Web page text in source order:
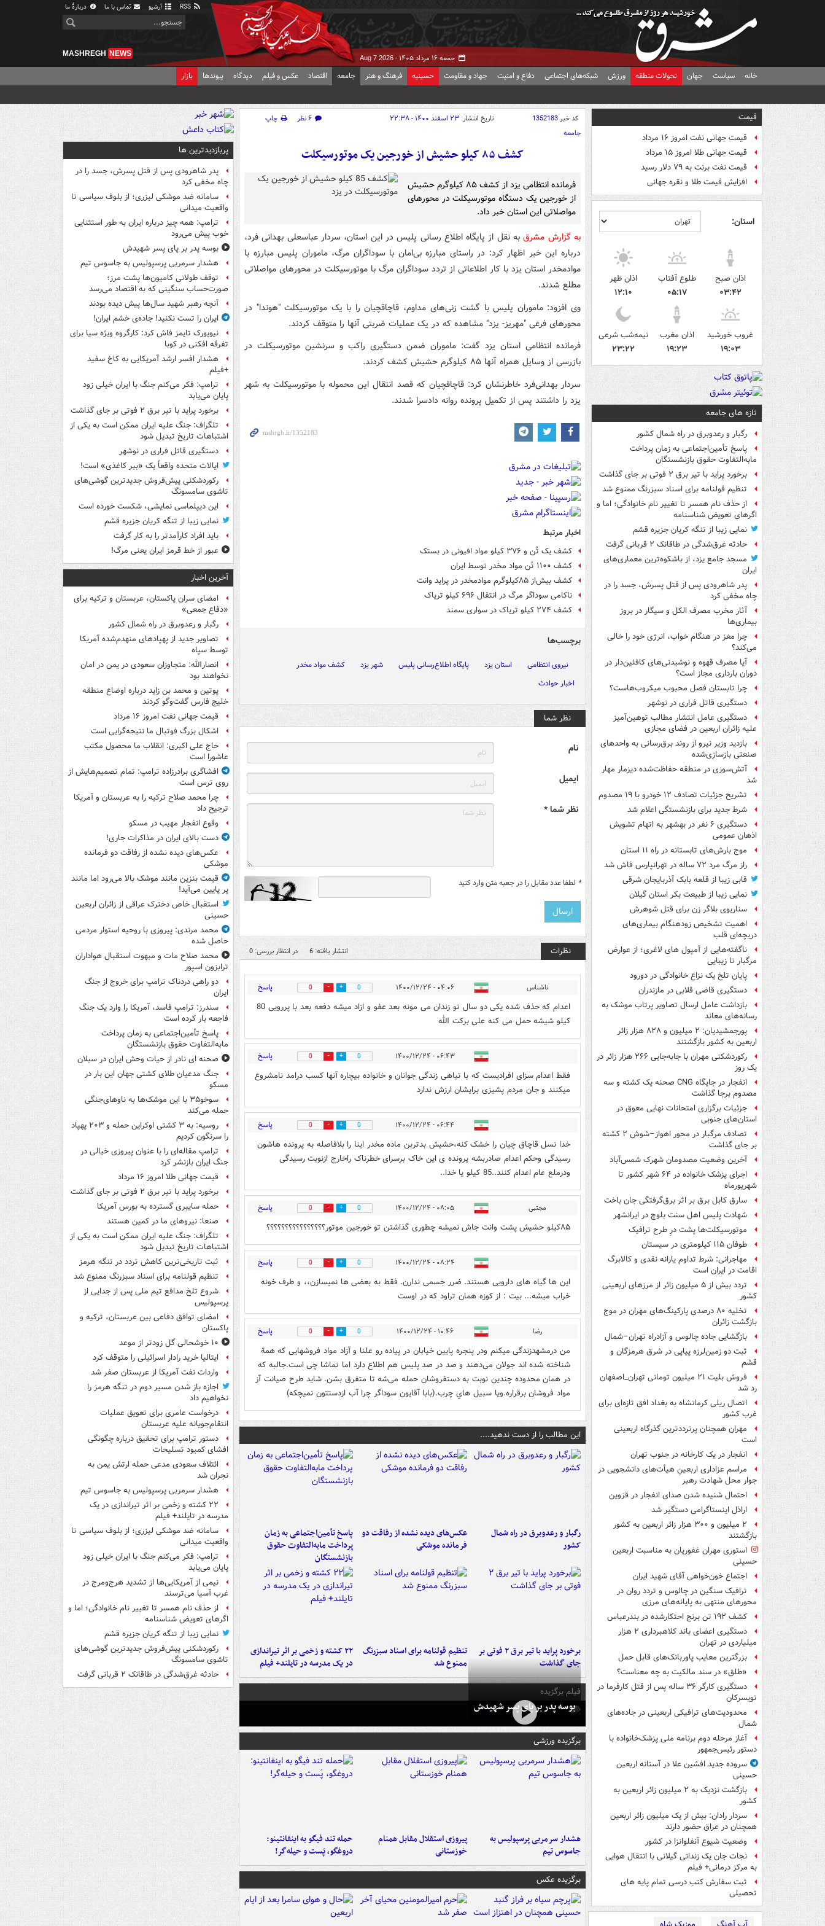
آرشیو تماس با ما دربارهٔ ما
جمعه ۱۶ مرداد ۱۴۰۵ - Aug 7 2026
MASHREGH NEWS
خانه سیاست جهان تحولات منطقه ورزش شبکه‌های اجتماعی دفاع و امنیت جهاد و مقاومت حسینیه فرهنگ و هنر جامعه اقتصاد عکس و فیلم دیدگاه پیوندها بازار
قیمت
قیمت جهانی نفت امروز ۱۶ مرداد
قیمت جهانی طلا امروز ۱۵ مرداد
قیمت نفت برنت به ۷۹ دلار رسید
افزایش قیمت طلا و نقره جهانی
استان:
اذان صبح
۰۳:۴۲
طلوع آفتاب
۰۵:۱۷
اذان ظهر
۱۲:۱۰
غروب خورشید
۱۹:۰۳
اذان مغرب
۱۹:۲۳
نیمه‌شب شرعی
۲۳:۲۲
تازه های جامعه
رگبار و رعدوبرق در راه شمال کشور
پاسخ تأمین‌اجتماعی به زمان پرداخت
مابه‌التفاوت حقوق بازنشستگان
برخورد پراید با تیر برق ۲ فوتی بر جای گذاشت
تنظیم قولنامه برای اسناد سبزرنگ ممنوع شد
از حذف نام همسر تا تغییر نام خانوادگی؛ اما و
اگرهای تعویض شناسنامه
نمایی زیبا از تنگه کریان جزیره قشم
حادثه غرق‌شدگی در طاقانک ۲ قربانی گرفت
مسجد جامع یزد، از باشکوه‌ترین معماری‌های
ایران
پدر شاهرودی پس از قتل پسرش، جسد را در
چاه مخفی کرد
آثار مخرب مصرف الکل و سیگار در بروز
بیماری‌ها
چرا مغز در هنگام خواب، انرژی خود را خالی
می‌کند؟
آیا مصرف قهوه و نوشیدنی‌های کافئین‌دار در
دوران بارداری مجاز است؟
چرا تابستان فصل محبوب میکروب‌هاست؟
دستگیری قاتل فراری در نوشهر
دستگیری عامل انتشار مطالب توهین‌آمیز
علیه زائران اربعین در فضای مجازی
بازدید وزیر نیرو از روند برق‌رسانی به واحدهای
صنعتی بازسازی‌شده
آتش‌سوزی در منطقه حفاظت‌شده دیزمار مهار
شد
تشریح جزئیات تصادف ۱۲ خودرو با ۱۹ مصدوم
شرط جدید برای بازنشستگی اعلام شد
دستگیری ۶ نفر در بهشهر به اتهام تشویش
اذهان عمومی
موج بارش‌های تابستانه در راه ۱۱ استان
راز مرگ مرد ۷۲ ساله در تهرانپارس فاش شد
قابی زیبا از قلعه بابک آذربایجان شرقی
نمایی زیبا از طبیعت بکر استان گیلان
سناریوی بلاگر زن برای قتل شوهرش
اهمیت تشخیص زودهنگام بیماری‌های
دریچه‌ای قلب
ناگفته‌هایی از آمپول های لاغری؛ از عوارض
مرگبار تا زیبایی
پایان تلخ یک نزاع خانوادگی در دورود
دستگیری قاضی قلابی در مازندران
بازداشت عامل ارسال تصاویر پرتاب موشک به
رسانه‌های معاند
پورجمشیدیان: ۲ میلیون و ۸۲۸ هزار زائر
اربعین به کشور بازگشتند
رکوردشکنی مهران با جابه‌جایی ۲۶۶ هزار زائر در
یک روز
انفجار در جایگاه CNG صحنه یک کشته و سه
مصدوم برجا گذاشت
جزئیات برگزاری امتحانات نهایی معوق در
استان‌های جنوبی
تصادف مرگبار در محور اهواز–شوش ۲ کشته
بر جای گذاشت
آخرین وضعیت مصدومان شهرک شمس‌آباد
اجرای پزشک خانواده در ۶۴ شهر کشور تا
شهریورماه
سارق کابل برق بر اثر برق‌گرفتگی جان باخت
شهادت پلیس اهل سنت بلوچ در ایرانشهر
موتورسیکلت‌ها پشت درِ طرح ترافیک
طوفان ۱۱۵ کیلومتری در سیستان
مهاجرانی: شرط تداوم یارانه نقدی و کالابرگ
اقامت در ایران است
تردد بیش از ۵ میلیون زائر از مرزهای اربعینی
کشور
تخلیه ۸۰ درصدی پارکینگ‌های مهران در موج
بازگشت زائران
بازگشایی جاده چالوس و آزادراه تهران–شمال
ثبت دو زمین‌لرزه پیاپی در شرق هرمزگان و
قشم
فروش بلیت ۲۱ میلیون تومانی تهران_اصفهان
رد شد
اتصال ریلی کرمانشاه به بغداد افق تازه‌ای برای
غرب کشور
مهران همچنان پرترددترین گذرگاه اربعینی
است
انفجار در یک کارخانه در جنوب تهران
مراسم عزاداری اربعینِ هیأت‌های دانشجویی در
جوار محل شهادت رهبر
احتمال شنیده شدن صدای انفجار در قزوین
اراذل اینستاگرامی دستگیر شد
۲ میلیون و ۳۰۰ هزار زائر اربعین به کشور
بازگشتند
استوری مهران غفوریان به مناسبت اربعین
حسینی
اجتماع خون‌خواهی آقای شهید ایران
ترافیک سنگین در چالوس و تردد روان در
محورهای منتهی به پایانه‌های مرزی
کشف ۱۹۲ تن برنج احتکارشده در بندرعباس
دستگیری اعضای باند کلاهبرداری ۲ هزار
میلیاردی در تهران
بزرگترین معایب پاوربانک‌های قابل حمل
«طلق» در سند مالکیت به چه معناست؟
دستگیری کارگر ۳۶ ساله پس از قتل کارفرما در
تویسرکان
محدودیت‌های ترافیکی اربعینی در جاده‌های
شمال‌
آغاز مرحله دوم برنامه ملی پزشک‌خانواده با
دستور رئیس‌جمهور
سروده جدید افشین علا در آستانه اربعین
حسینی
بازگشت نزدیک به ۲ میلیون زائر اربعین به
کشور
سردار رادان: بیش از یک میلیون زائر اربعین
همچنان در عراق حضور دارند
وضعیت شیوع آنفلوانزا در کشور
نجات جان یک زندانی گیلانی با انتقال هوایی
به مرکز درمانی+ فیلم
ثبت سفارش کتب درسی تمام پایه های
تحصیلی
کد خبر1352183 تاریخ انتشار: ۲۳ اسفند ۱۴۰۰ - ۲۲:۳۸ ۶ نظر
چاپ
جامعه
کشف ۸۵ کیلو حشیش از خورجین یک موتورسیکلت
فرمانده انتظامی یزد از کشف ۸۵ کیلوگرم حشیش
از خورجین یک دستگاه موتورسیکلت در محورهای
مواصلاتی این استان خبر داد.
به گزارش مشرقبه نقل از پایگاه اطلاع رسانی پلیس در این استان، سردار عباسعلی بهدانی فرد،
درباره این خبر اظهار کرد: در راستای مبارزه بی‌امان با سوداگران مرگ، ماموران پلیس مبارزه با
موادمخدر استان یزد با کار اطلاعاتی از تردد سوداگران مرگ با موتورسیکلت در محورهای مواصلاتی
مطلع شدند.
وی افزود: ماموران پلیس با گشت زنی‌های مداوم، قاچاقچیان را با یک موتورسیکلت "هوندا" در
محورهای فرعی "مهریز- یزد" مشاهده که در یک عملیات ضربتی آنها را متوقف کردند.
فرمانده انتظامی استان یزد گفت: ماموران ضمن دستگیری راکب و سرنشین موتورسیکلت در
بازرسی از وسایل همراه آنها ۸۵ کیلوگرم حشیش کشف کردند.
سردار بهدانی‌فرد خاطرنشان کرد: قاچاقچیان که قصد انتقال این محموله با موتورسیکلت به شهر
یزد را داشتند پس از تکمیل پرونده روانه دادسرا شدند.
اخبار مرتبط
کشف یک تُن و ۳۷۶ کیلو مواد افیونی در بستک
کشف ۱۱۰۰ تُن مواد مخدر توسط ایران
کشف بیش‌از ۸۵کیلوگرم موادمخدر در پراید وانت
ناکامی سوداگر مرگ در انتقال ۶۹۶ کیلو تریاک
کشف ۲۷۴ کیلو تریاک در سواری سمند
برچسب‌ها
نیروی انتظامی استان یزد پایگاه اطلاع‌رسانی پلیس شهر یزد
کشف مواد مخدر
اخبار حوادث
نظر شما
نام
ایمیل
نظر شما *
* لطفا عدد مقابل را در جعبه متن وارد کنید
نظرات انتشار یافته: 6 در انتظار بررسی: 0
ناشناس ۰۴:۰۶ - ۱۴۰۰/۱۲/۲۴ 0
0 پاسخ
اعدام که حذف شده یکی دو سال تو زندان می مونه بعد عفو و ازاد میشه دفعه بعد با پررویی 80
کیلو شیشه حمل می کنه علی برکت الله
۰۶:۴۳ - ۱۴۰۰/۱۲/۲۴ 0
0 پاسخ
فقط اعدام سزای افرادیست که با تباهی زندگی جوانان و خانواده بیچاره آنها کسب درامد نامشروع
میکنند و جان مردم پشیزی برایشان ارزش ندارد
۰۶:۴۴ - ۱۴۰۰/۱۲/۲۴ 0
0 پاسخ
خدا نسل قاچاق چیان را خشک کنه،حشیش بدتربن ماده مخدر اینا را بلافاصله به پرونده هاشون
رسیدگی وحکم اعدام صادربشه پرونده ی این خاک برسرای خطرناک راخارج ازنوبت رسیدگی
ودرملع عام اعدام کنند..85 کیلو یا خدا..
مجتبی ۰۸:۰۵ - ۱۴۰۰/۱۲/۲۴ 0
0 پاسخ
۸۵کیلو حشیش پشت وانت جاش نمیشه چطوری گذاشتن تو خورجین موتور؟؟؟؟؟؟؟؟؟؟؟؟؟؟؟؟
۰۸:۲۴ - ۱۴۰۰/۱۲/۲۴ 0
0 پاسخ
این ها گیاه های دارویی هستند. ضرر جسمی ندارن. فقط به بعضی ها نمیسازن،، و طرف خونه
خراب میشه... بیت : از کوزه همان تراود که در اوست
رضا ۱۰:۴۶ - ۱۴۰۰/۱۲/۲۴ 0
0 پاسخ
من درمشهدزندگی میکنم ودر پنجره پایین خيابان در پياده رو علنا و آزاد مواد فروشهایی که‌ همة
شناخته شده اند جولان می‌دهند و صد در صد پلیس هم اطلاع دارد اما تماشا چی است.جالبه که
در همان محدوده چندین نوبت‌ به‌ دستفروشان حمله‌ می‌شه تا متفرق بشن. شايد طرح صيانت آز
مواد فروشان برقراره.ویا سبيل هاي چرب.(بابا آقايون سوداگر چرا آب ازدستتون نمیچکه)
این مطالب را از دست ندهید....
رگبار و رعدوبرق در راه شمال
کشور
عکس‌های دیده نشده از رفاقت دو
فرمانده‌ موشکی
پاسخ تأمین‌اجتماعی به زمان
پرداخت مابه‌التفاوت حقوق
بازنشستگان
برخورد پراید با تیر برق ۲ فوتی بر
جای گذاشت
تنظیم قولنامه برای اسناد سبزرنگ
ممنوع شد
۲۲ کشته و زخمی بر اثر تیراندازی
در یک مدرسه در تایلند+ فیلم
فیلم برگزیده
بوسه‌ پدر بر پای پسر شهیدش
برگزیده ورزشی
هشدار سرمربی پرسپولیس به
جاسوس تیم
پیروزی استقلال مقابل همنام
خوزستانی
حمله تند فیگو به اینفانتینو:
دروغگو، پَست‌ و حیله‌گر!
برگزیده عکس
پربازدیدترین ها
پدر شاهرودی پس از قتل پسرش، جسد را در
چاه مخفی کرد
سامانه ضد موشکی لیزری؛ از بلوف سیاسی تا
واقعیت میدانی
ترامپ: همه چیز درباره ایران به طور استثنایی
خوب پیش می‌رود
بوسه‌ پدر بر پای پسر شهیدش
هشدار سرمربی پرسپولیس به جاسوس تیم
توقف طولانی کامیون‌ها پشت مرز؛
صورت‌حساب سنگینی که به اقتصاد می‌رسد
آنچه رهبر شهید سال‌ها پیش دیده بودند
ایران را تست نکنید! جاده‌ی خشم ایران!
نیویورک تایمز فاش کرد: کارگروه ویژه سیا برای
تفرقه افکنی در کوبا
هشدار افسر ارشد آمریکایی به کاخ سفید
+فیلم
ترامپ: فکر می‌کنم جنگ با ایران خیلی زود
پایان می‌یابد
برخورد پراید با تیر برق ۲ فوتی بر جای گذاشت
تلگراف: جنگ علیه ایران ممکن است به یکی از
اشتباهات تاریخ تبدیل شود
دستگیری قاتل فراری در نوشهر
ایالات متحده واقعاً یک «ببر کاغذی» است!
رکوردشکنی پیش‌فروش جدیدترین گوشی‌های
تاشوی سامسونگ
این دیپلماسی نمایشی، شکست خورده است
نمایی زیبا از تنگه کریان جزیره قشم
باید افراد کارآمدتر را به کار گرفت
عبور از خط قرمز ایران یعنی مرگ!
آخرین اخبار
امضای سران پاکستان، عربستان و ترکیه برای
«دفاع جمعی»
رگبار و رعدوبرق در راه شمال کشور
تصاویر جدید از پهپادهای منهدم‌شده آمریکا
توسط سپاه
انصارالله: متجاوزان سعودی در یمن در امان
نخواهند بود
پوتین و محمد بن زاید درباره اوضاع منطقه
خلیج فارس گفت‌وگو کردند
قیمت جهانی نفت امروز ۱۶ مرداد
اشکال بزرگ فوتبال ما نتیجه‌گرایی است
حاج علی اکبری: انقلاب ما محصول مکتب
عاشورا است
افشاگری برادرزاده ترامپ: تمام تصمیم‌هایش از
روی ترس است
چرا محمد صلاح ترکیه را به عربستان و آمریکا
ترجیح داد
وقوع انفجار مهیب در مسکو
دست بالای ایران در مذاکرات جاری!
عکس‌های دیده نشده از رفاقت دو فرمانده‌
موشکی
قیمت بنزین مانند موشک بالا می‌رود اما مانند
پر پایین می‌آید!
استقبال خاص دخترک عراقی از زائران اربعین
حسینی
محمد مرندی: پیروزی با روحیه استوار مردمی
حاصل شده
محمد صلاح مات و مبهوت استقبال هواداران
ترابزون اسپور
دو راهی دردناک ترامپ برای خروج از جنگ
ایران
سندرز: ترامپ فاسد، آمریکا را وارد یک جنگ
فاجعه بار کرده است
پاسخ تأمین‌اجتماعی به زمان پرداخت
مابه‌التفاوت حقوق بازنشستگان
صحنه ای نادر از حیات وحش ایران در سبلان
جنگ مدعیان طلای کشتی جهان این بار در
مسکو
سوخو۳۵ با این موشک‌ها به ناوهای‌جنگی
حمله می‌کند
روسیه: به ۳ کشتی اوکراین حمله و ۲۰۳ پهپاد
را سرنگون کردیم
ترامپ مقاله‌ای را با عنوان پیروزی خیالی در
جنگ ایران بازنشر کرد
قیمت جهانی طلا امروز ۱۶ مرداد
برخورد پراید با تیر برق ۲ فوتی بر جای گذاشت
حمله سایبری گسترده به بورس آمریکا
صنعا: نیروهای ما در کمین‌ هستند
تلگراف: جنگ علیه ایران ممکن است به یکی از
اشتباهات تاریخ تبدیل شود
ثبت تاریخی‌ترین کاهش تردد در تنگه هرمز
تنظیم قولنامه برای اسناد سبزرنگ ممنوع شد
شروع تلخ مدافع تیم ملی پس از جدایی از
پرسپولیس
امضای توافق دفاعی بین عربستان، ترکیه و
پاکستان
۱۰ خوشحالی گل زودتر از موعد
ایتالیا خرید رادار اسرائیلی را متوقف کرد
واردات نفت آمریکا از عربستان صفر شد
اجازه باز شدن مسیر دوم در تنگه هرمز را
نخواهیم داد
درخواست عامری برای تعویق عملیات
انتقام‌جویانه علیه عربستان
دستور ترامپ برای تحقیق درباره چگونگی
افشای کمبود تسلیحات
ائتلاف سعودی مدعی حمله ارتش یمن به
نجران شد
هشدار سرمربی پرسپولیس به جاسوس تیم
۲۲ کشته و زخمی بر اثر تیراندازی در یک
مدرسه در تایلند+ فیلم
سامانه ضد موشکی لیزری؛ از بلوف سیاسی تا
واقعیت میدانی
ترامپ: فکر می‌کنم جنگ با ایران خیلی زود
پایان می‌یابد
نیمی از آمریکایی‌ها از تشدید هرج‌ومرج در
غرب آسیا می‌ترسند
از حذف نام همسر تا تغییر نام خانوادگی؛ اما و
اگرهای تعویض شناسنامه
نمایی زیبا از تنگه کریان جزیره قشم
رکوردشکنی پیش‌فروش جدیدترین گوشی‌های
تاشوی سامسونگ
حادثه غرق‌شدگی در طاقانک ۲ قربانی گرفت